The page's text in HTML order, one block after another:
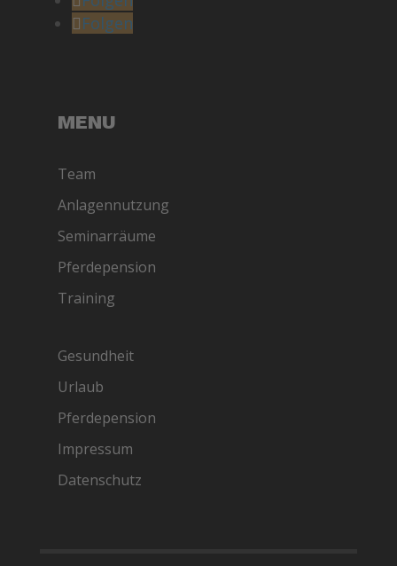
Folgen
MENU
Team
Anlagennutzung
Seminarräume
Pferdepension
Training
Gesundheit
Urlaub
Pferdepension
Impressum
Datenschutz